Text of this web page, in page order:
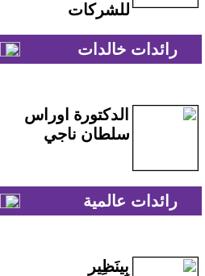
للشركات
رائدات خالدات
الدكتورة اوراس
سلطان ناجي
رائدات عالمية
بِينَظِير